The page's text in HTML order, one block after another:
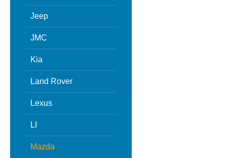
Jeep
JMC
Kia
Land Rover
Lexus
LI
Mazda